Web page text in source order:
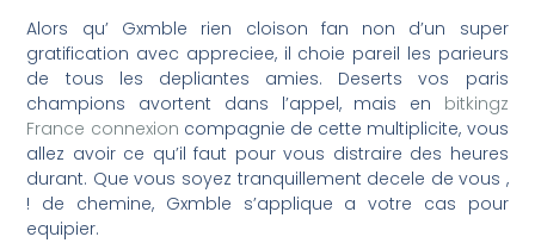
Alors qu’ Gxmble rien cloison fan non d’un super
gratification avec appreciee, il choie pareil les parieurs
de tous les depliantes amies. Deserts vos paris
champions avortent dans l’appel, mais en bitkingz
France connexion compagnie de cette multiplicite, vous
allez avoir ce qu’il faut pour vous distraire des heures
durant. Que vous soyez tranquillement decele de vous ,
! de chemine, Gxmble s’applique a votre cas pour
equipier.